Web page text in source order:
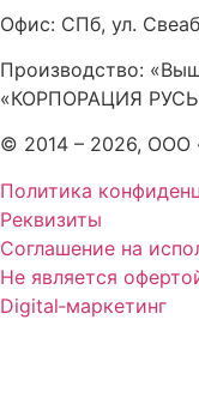
Офис: СПб, ул.
Производство:
«КОРПОРАЦИЯ
© 2014 – 2026,
Политика
Реквизиты
Соглашение на
Не является
Digital‑маркетинг